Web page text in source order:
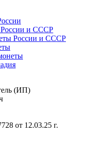
России и СССР
России и СССР
(ИП)
от 12.03.25 г.